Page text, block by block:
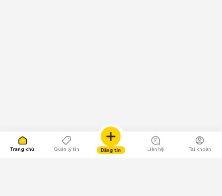
Trang chủ Quản lý tin Đăng tin Liên hệ Tài khoản